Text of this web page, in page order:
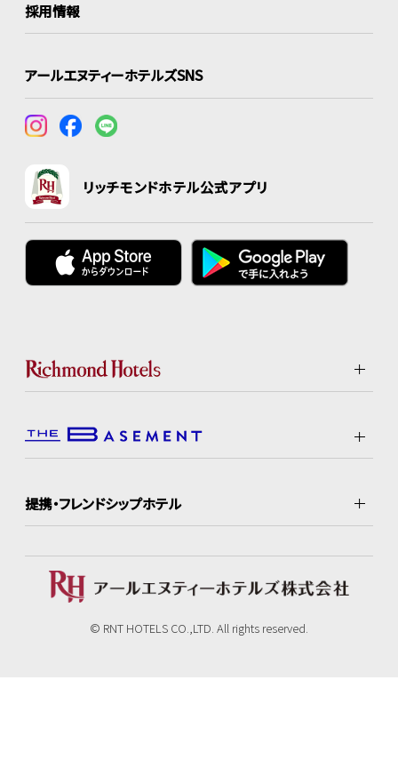
採用情報
アールエヌティーホテルズSNS
リッチモンドホテル公式アプリ
提携・フレンドシップホテル
© RNT HOTELS CO.,LTD. All rights reserved.